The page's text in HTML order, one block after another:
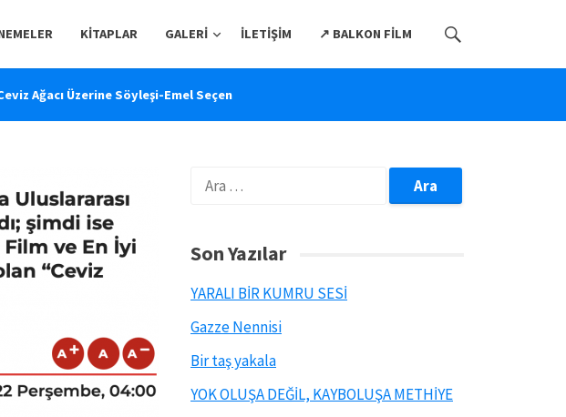
KITAPLAR GALERI İLETIŞIM ↗️ BALKON FILM
Ağacı Üzerine Söyleşi-Emel Seçen
Arama:
Son Yazılar
YARALI BİR KUMRU SESİ
Gazze Nennisi
Bir taş yakala
YOK OLUŞA DEĞİL, KAYBOLUŞA METHİYE